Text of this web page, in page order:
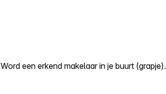
Word een erkend makelaar in je buurt (grapje).